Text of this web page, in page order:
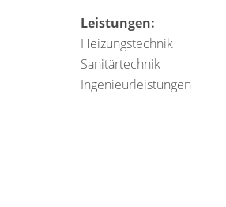
Leistungen:
Heizungstechnik
Sanitärtechnik
Ingenieurleistungen